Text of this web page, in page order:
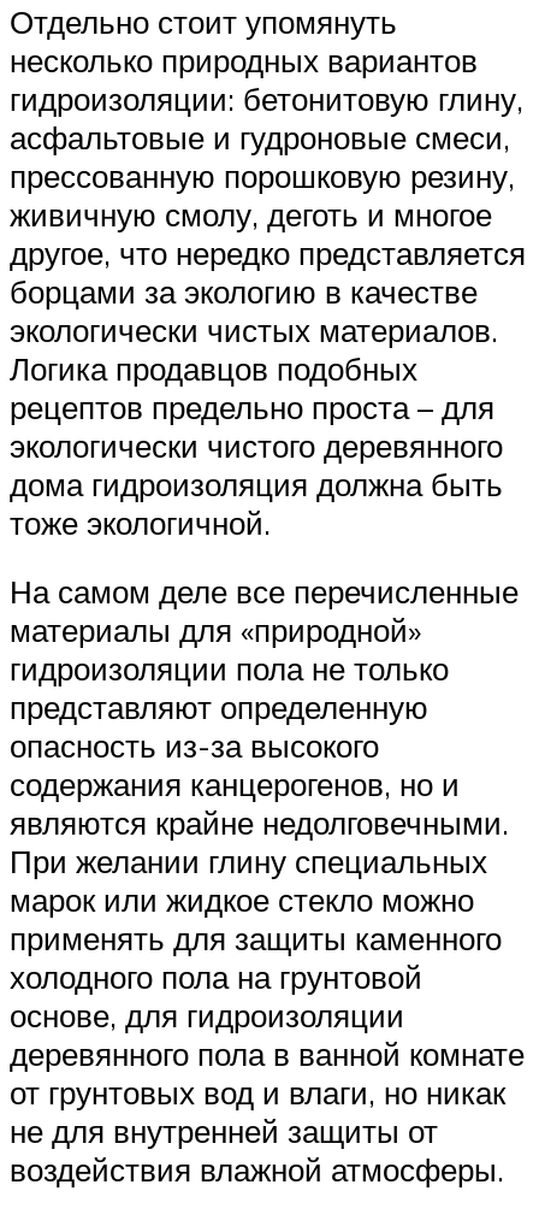
Отдельно стоит упомянуть
несколько природных вариантов
гидроизоляции: бетонитовую глину,
асфальтовые и гудроновые смеси,
прессованную порошковую резину,
живичную смолу, деготь и многое
другое, что нередко представляется
борцами за экологию в качестве
экологически чистых материалов.
Логика продавцов подобных
рецептов предельно проста – для
экологически чистого деревянного
дома гидроизоляция должна быть
тоже экологичной.
На самом деле все перечисленные
материалы для «природной»
гидроизоляции пола не только
представляют определенную
опасность из-за высокого
содержания канцерогенов, но и
являются крайне недолговечными.
При желании глину специальных
марок или жидкое стекло можно
применять для защиты каменного
холодного пола на грунтовой
основе, для гидроизоляции
деревянного пола в ванной комнате
от грунтовых вод и влаги, но никак
не для внутренней защиты от
воздействия влажной атмосферы.